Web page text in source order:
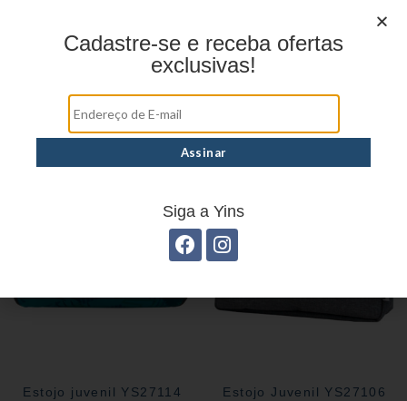
Estojo Juvenil YS41030 Estojo Juvenil YS41029
Estojo juvenil YS27114 Estojo Juvenil YS27106
Cadastre-se e receba ofertas
exclusivas!
Siga a Yins